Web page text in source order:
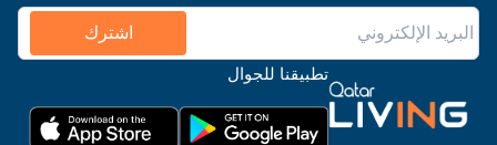
اشترك
تطبيقنا للجوال